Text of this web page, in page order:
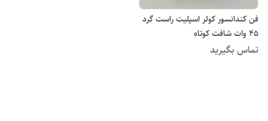
فن کندانسور کولر اسپلیت راست گرد
45 وات شافت کوتاه
تماس بگیرید